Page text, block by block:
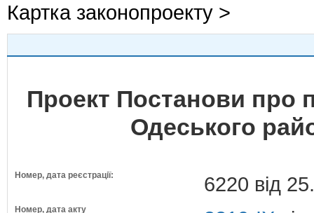
Картка законопроекту >
Проект Постанови про
Одеського
Номер, дата реєстрації: 6220 від
Номер, дата акту